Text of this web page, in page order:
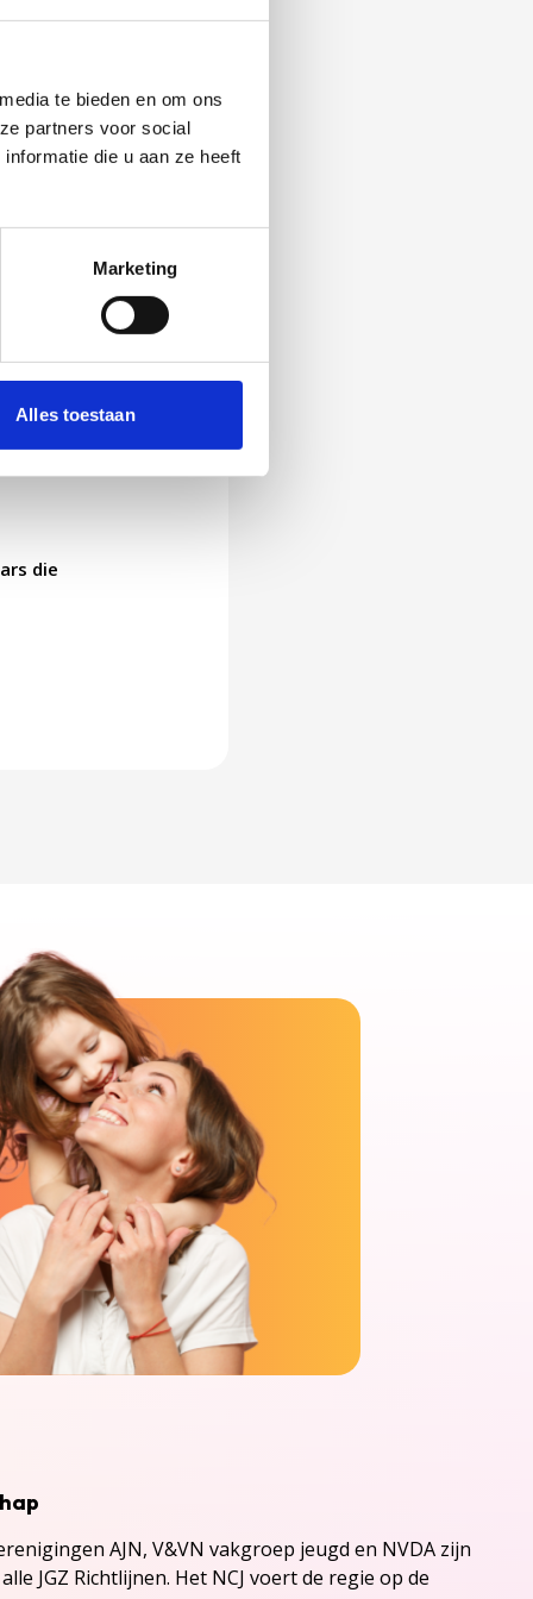
te bieden en om ons
partners voor social
die u aan ze heeft
Marketing
Alles toestaan
zij de vraag
die
AJN, V&VN vakgroep jeugd en NVDA zijn
JGZ Richtlijnen. Het NCJ voert de regie op de